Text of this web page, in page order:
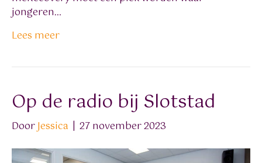
jongeren…
Lees meer
Op de radio bij Slotstad
DoorJessica | 27 november 2023